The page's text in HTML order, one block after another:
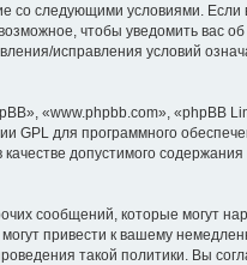
со следующими условиями. Если
чтобы уведомить вас
исправления условий
«www.phpbb.com», «phpBB
GPL для программного
допустимого
сообщений, которые могут
привести к вашему
такой политики. Вы